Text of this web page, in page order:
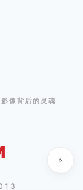
像背后的灵魂